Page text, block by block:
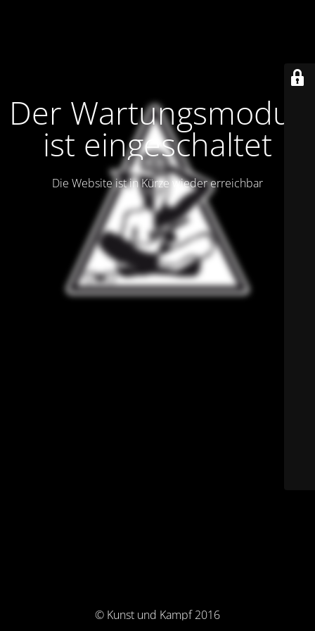
Der Wartungsmodus
ist eingeschaltet
Die Website ist in Kürze wieder erreichbar
© Kunst und Kampf 2016